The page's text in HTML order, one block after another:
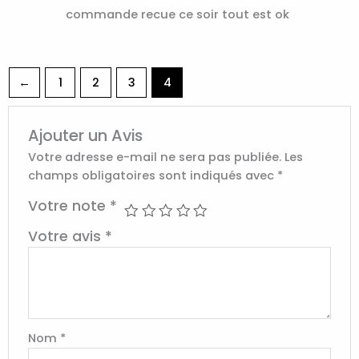
5
commande recue ce soir tout est ok
← 1 2 3 4
Ajouter un Avis
Votre adresse e-mail ne sera pas publiée. Les
champs obligatoires sont indiqués avec *
Votre note *
Votre avis *
Nom *